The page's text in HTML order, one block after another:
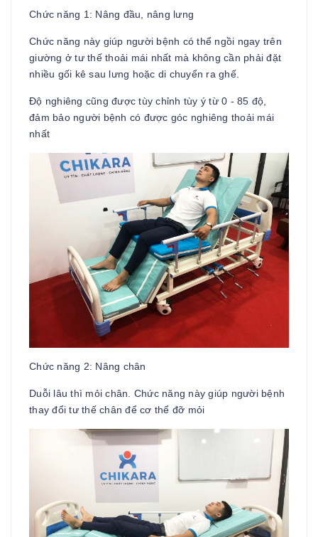
Chức năng 1: Nâng đầu, nâng lưng
Chức năng này giúp người bệnh có thể ngồi ngay trên
giường ở tư thế thoải mái nhất mà không cần phải đặt
nhiều gối kê sau lưng hoặc di chuyển ra ghế.
Độ nghiêng cũng được tùy chỉnh tùy ý từ 0 - 85 độ,
đảm bảo người bệnh có được góc nghiêng thoải mái
nhất
Chức năng 2: Nâng chân
Duỗi lâu thì mỏi chân. Chức năng này giúp người bệnh
thay đổi tư thế chân để cơ thể đỡ mỏi